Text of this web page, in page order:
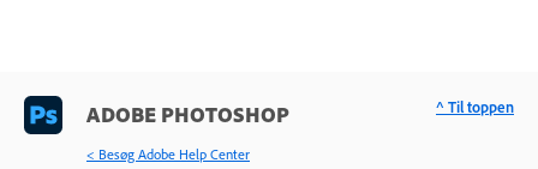
ADOBE PHOTOSHOP
< Besøg Adobe Help Center
^ Til toppen